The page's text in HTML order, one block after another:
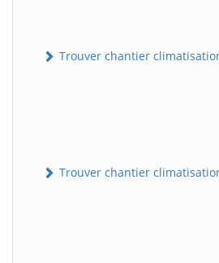
Trouver chantier
Trouver chantier